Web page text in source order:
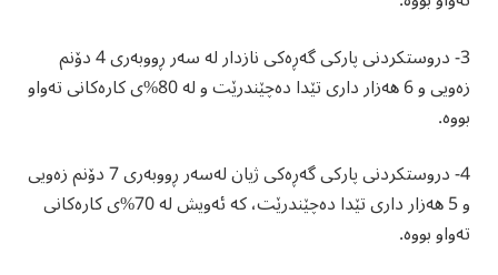
3- دروستکردنی پارکی گەڕەکی نازدار لە سەر ڕووبەری 4 دۆنم
زەویی و 6 ھەزار داری تێدا دەچێندرێت و لە 80%ی کارەکانی تەواو
بووە.
4- دروستکردنی پارکی گەڕەکی ژیان لەسەر ڕووبەری 7 دۆنم زەویی
و 5 ھەزار داری تێدا دەچێندرێت، کە ئەویش لە 70%ی کارەکانی
تەواو بووە.